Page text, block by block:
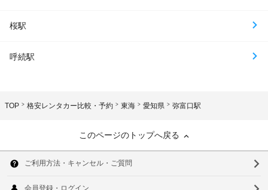
桜駅
呼続駅
TOP 格安レンタカー比較・予約 東海 愛知県 弥富口駅
このページのトップへ戻る